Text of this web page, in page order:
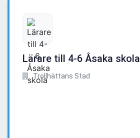
Lärare till 4-6 Åsaka skola
Trollhättans Stad